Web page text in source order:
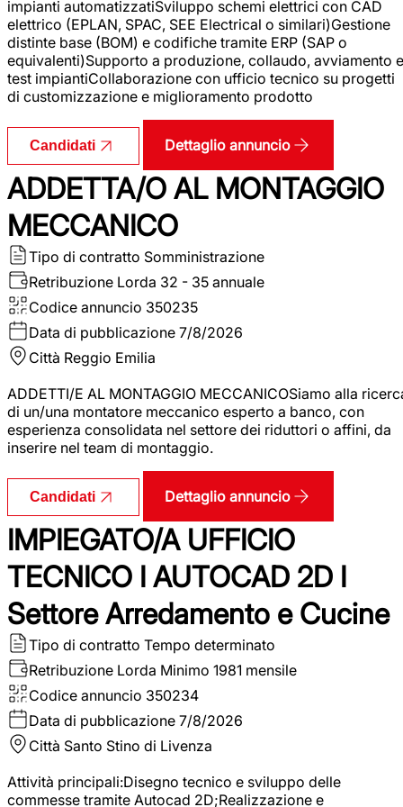
impianti automatizzatiSviluppo schemi elettrici con CAD
elettrico (EPLAN, SPAC, SEE Electrical o similari)Gestione
distinte base (BOM) e codifiche tramite ERP (SAP o
equivalenti)Supporto a produzione, collaudo, avviamento e
test impiantiCollaborazione con ufficio tecnico su progetti
di customizzazione e miglioramento prodotto
Candidati Dettaglio annuncio
ADDETTA/O AL MONTAGGIO
MECCANICO
Tipo di contratto Somministrazione
Retribuzione Lorda 32 - 35 annuale
Codice annuncio 350235
Data di pubblicazione 7/8/2026
Città Reggio Emilia
ADDETTI/E AL MONTAGGIO MECCANICOSiamo alla
di un/una montatore meccanico esperto a banco, con
esperienza consolidata nel settore dei riduttori o affini, da
inserire nel team di montaggio.
Candidati Dettaglio annuncio
IMPIEGATO/A UFFICIO
TECNICO I AUTOCAD 2D I
Settore Arredamento e Cucine
Tipo di contratto Tempo determinato
Retribuzione Lorda Minimo 1981 mensile
Codice annuncio 350234
Data di pubblicazione 7/8/2026
Città Santo Stino di Livenza
Attività principali:Disegno tecnico e sviluppo delle
commesse tramite Autocad 2D;Realizzazione e